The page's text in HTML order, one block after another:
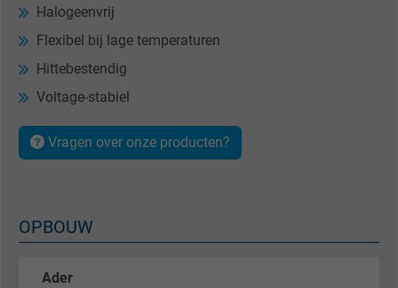
Halogeenvrij
Flexibel bij lage temperaturen
Hittebestendig
Voltage-stabiel
Vragen over onze producten?
OPBOUW
Ader